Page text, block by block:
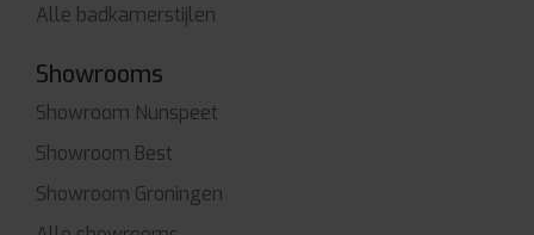
Alle badkamerstijlen
Showrooms
Showroom Nunspeet
Showroom Best
Showroom Groningen